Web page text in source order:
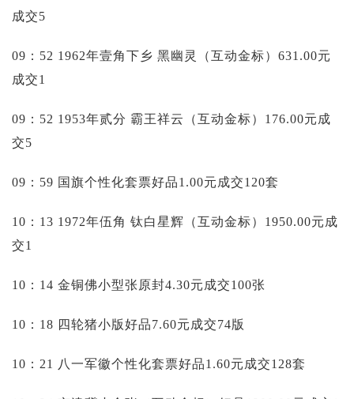
成交5
09：52 1962年壹角下乡 黑幽灵（互动金标）631.00元
成交1
09：52 1953年贰分 霸王祥云（互动金标）176.00元成
交5
09：59 国旗个性化套票好品1.00元成交120套
10：13 1972年伍角 钛白星辉（互动金标）1950.00元成
交1
10：14 金铜佛小型张原封4.30元成交100张
10：18 四轮猪小版好品7.60元成交74版
10：21 八一军徽个性化套票好品1.60元成交128套